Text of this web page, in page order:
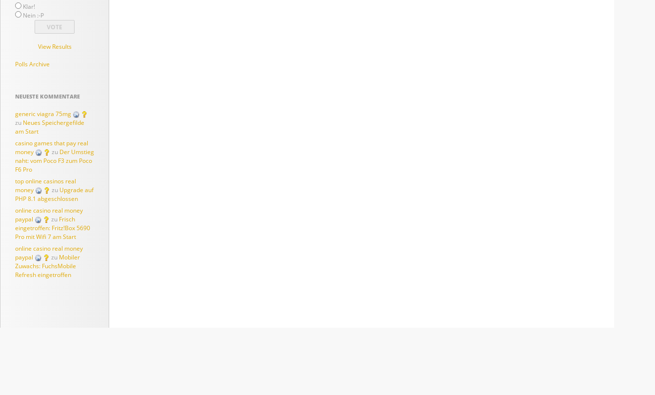
Klar!
Nein :-P
View Results
Polls Archive
NEUESTE KOMMENTARE
generic viagra 75mg
zu Neues Speichergefilde
am Start
casino games that pay real
money
zu Der Umstieg
naht: vom Poco F3 zum Poco
F6 Pro
top online casinos real
money
zu Upgrade auf
PHP 8.1 abgeschlossen
online casino real money
paypal
zu Frisch
eingetroffen: Fritz!Box 5690
Pro mit Wifi 7 am Start
online casino real money
paypal
zu Mobiler
Zuwachs: FuchsMobile
Refresh eingetroffen